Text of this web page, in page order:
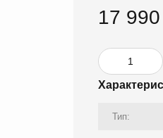
17 990
Тип: